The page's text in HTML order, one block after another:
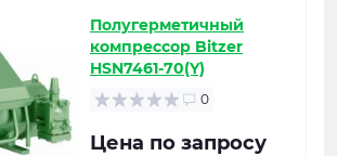
Полугерметичный
компрессор Bitzer
HSN7461-70(Y)
0
Цена по запросу